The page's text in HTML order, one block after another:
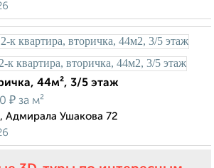
44м², 3/5 этаж
₽ за м²
Адмирала Ушакова 72